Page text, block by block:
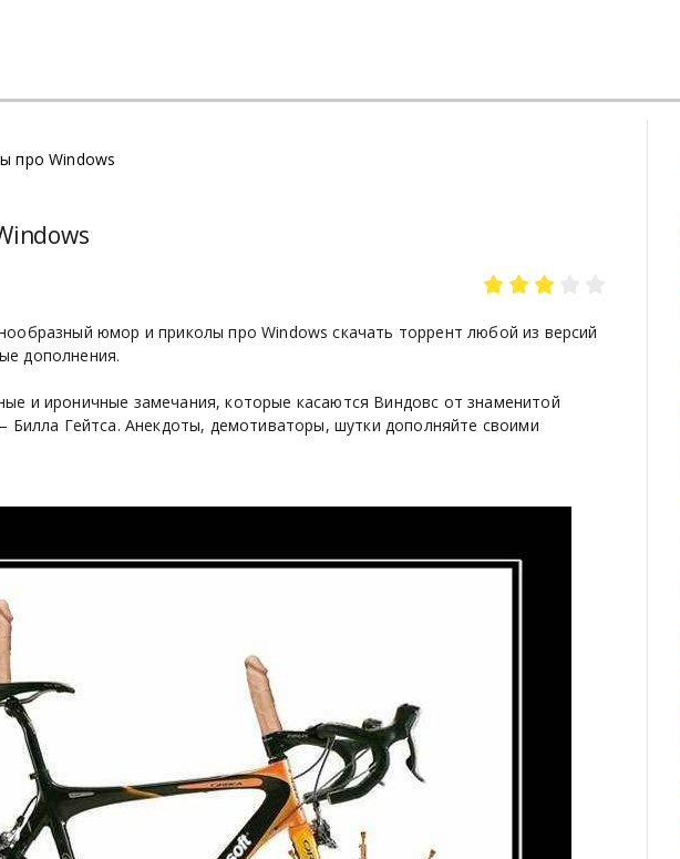
про Windows
юмор и приколы про Windows скачать торрент любой из версий
дополнения.
и ироничные замечания, которые касаются Виндовс от знаменитой
Билла Гейтса. Анекдоты, демотиваторы, шутки дополняйте своими